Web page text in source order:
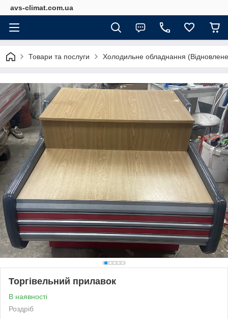
avs-climat.com.ua
Товари та послуги Холодильне обладнання
Торгівельний прилавок
В наявності
Роздріб